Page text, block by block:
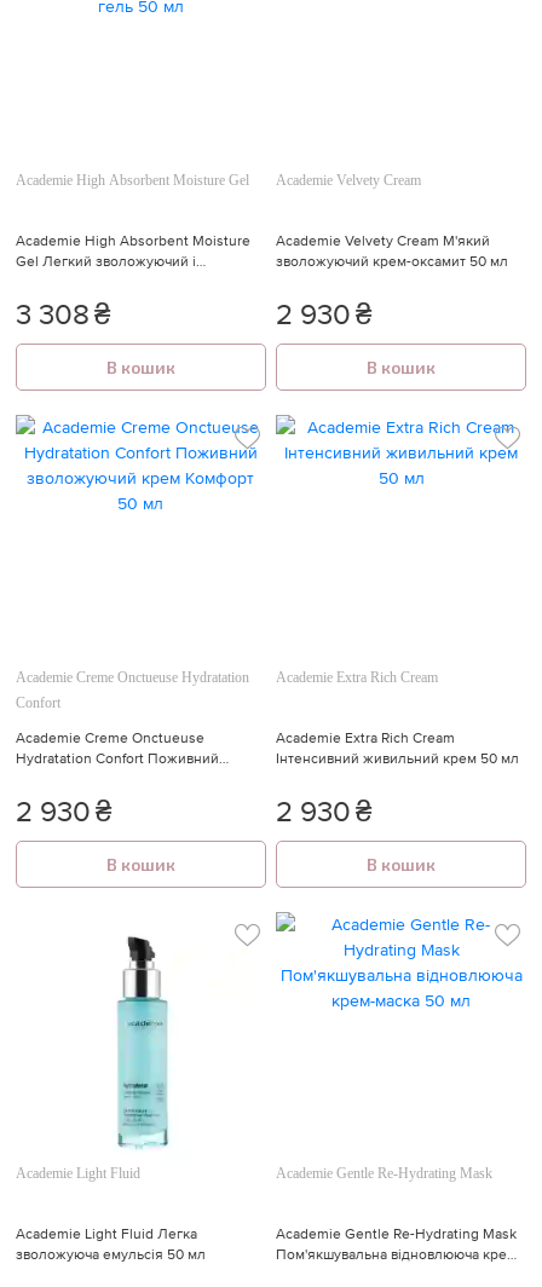
Academie High Absorbent Moisture Gel
Academie High Absorbent Moisture
Gel Легкий зволожуючий і
3 308₴
В кошик
Academie Velvety Cream
Academie Velvety Cream М'який
зволожуючий крем-оксамит 50 мл
2 930₴
В кошик
Academie Creme Onctueuse Hydratation
Confort
Academie Creme Onctueuse
Hydratation Confort Поживний
2 930₴
В кошик
Academie Extra Rich Cream
Academie Extra Rich Cream
Інтенсивний живильний крем 50 мл
2 930₴
В кошик
Academie Light Fluid
Academie Light Fluid Легка
зволожуюча емульсія 50 мл
Academie Gentle Re-Hydrating Mask
Academie Gentle Re-Hydrating Mask
Пом'якшувальна відновлююча крем-